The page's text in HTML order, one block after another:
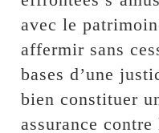
avec le
affermir sans
bases d’une
bien constituer
assurance